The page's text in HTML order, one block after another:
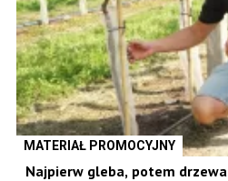
MATERIAŁ PROMOCYJNY
Najpierw gleba, potem